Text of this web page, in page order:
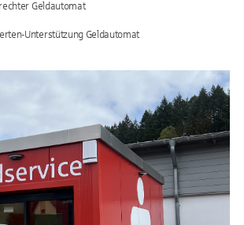
Geldautomat
Unterstützung Geldautomat